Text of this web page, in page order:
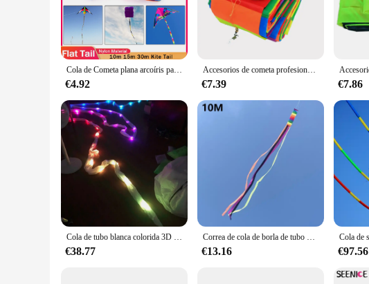
Cola de Cometa plana arcoíris para Delta, 9KM, 10m ~ 30m, línea única, serpentinas de cometa, cola de pie para añadir accesorios de repuesto, colas largas
€4.92
Accesorios de cometa profesional para niños, cola de tubo para Delta KIte, Stunt, software, 3D arcoíris, 10-30m
€7.39 €7.86
Cola de tubo blanca colorida 3D para cometas LED, cometas de parafoil, mantaray delta, cometas grandes y suaves que volan con luces, 10m, 15m, 20m
€38.77
Correa de cola de borla de tubo giratorio de arco iris de 4/10M, ayuda con el equilibrio de la cometa y la estabilidad, efectos especiales, colgante de cola voladora de cometa
€13.16 €97.56